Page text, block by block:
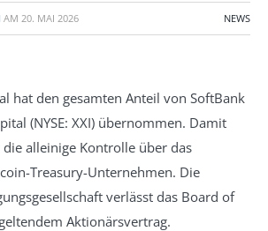
AM 20. MAI 2026 NEWS
hat den gesamten Anteil von SoftBank
(NYSE: XXI) übernommen. Damit
alleinige Kontrolle über das
Treasury-Unternehmen. Die
verlässt das Board of
Aktionärsvertrag.